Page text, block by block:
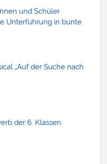
und Schüler
Unterführung in bunte
„Auf der Suche nach
der 6. Klassen